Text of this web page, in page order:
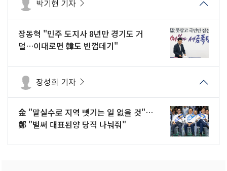
박기현 기자
장동혁 "민주 도지사 8년만 경기도 거
덜…이대로면 韓도 빈껍데기"
장성희 기자
金 "말실수로 지역 뺏기는 일 없을 것"…
鄭 "벌써 대표된양 당직 나눠줘"